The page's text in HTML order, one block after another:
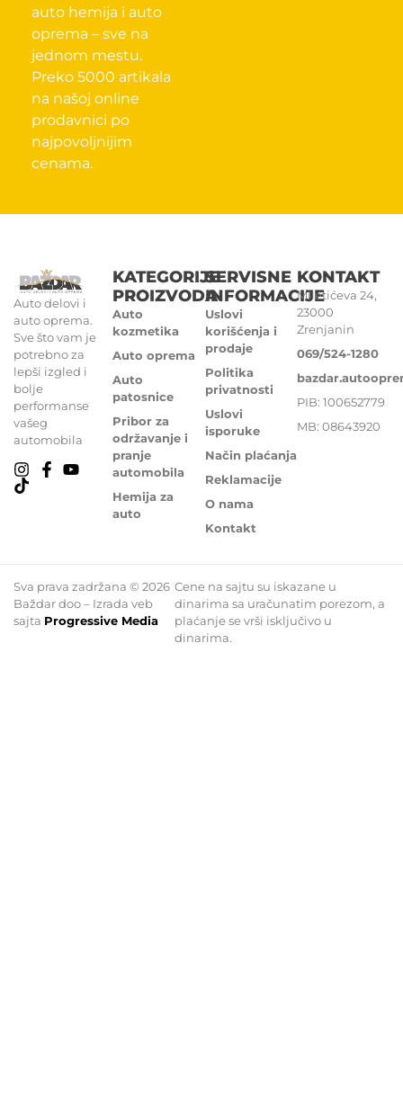
auto hemija i auto
oprema – sve na
jednom mestu.
Preko 5000 artikala
na našoj online
prodavnici po
najpovoljnijim
cenama.
Auto delovi i
auto oprema.
Sve što vam je
potrebno za
lepši izgled i
bolje
performanse
vašeg
automobila
KATEGORIJE
PROIZVODA
Auto
kozmetika
Auto oprema
Auto
patosnice
Pribor za
održavanje i
pranje
automobila
Hemija za
auto
SERVISNE
INFORMACIJE
Uslovi
korišćenja i
prodaje
Politika
privatnosti
Uslovi
isporuke
Način plaćanja
Reklamacije
O nama
Kontakt
KONTAKT
Miletićeva 24,
23000
Zrenjanin
069/524-1280
PIB: 100652779
MB: 08643920
Sva prava zadržana © 2026
Baždar doo – Izrada veb
sajta Progressive Media
Cene na sajtu su iskazane u
dinarima sa uračunatim porezom, a
plaćanje se vrši isključivo u
dinarima.